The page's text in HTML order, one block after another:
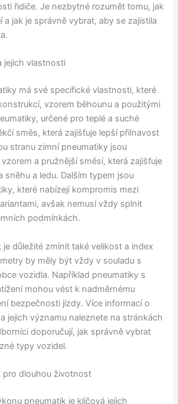
řidiče. Je nezbytné rozumět tomu, jak
a jak je správně vybrat, aby se zajistila
jejich vlastnosti
má své specifické vlastnosti, které
vzorem běhounu a použitými
určené pro teplé a suché
směs, která zajišťuje lepší přilnavost
stranu zimní pneumatiky jsou
a pružnější směsí, která zajišťuje
sněhu a ledu. Dalším typem jsou
které nabízejí kompromis mezi
avšak nemusí vždy splnit
podmínkách.
je důležité zmínit také velikost a index
by měly být vždy v souladu s
vozidla. Například pneumatiky s
mohou vést k nadměrnému
bezpečnosti jízdy. Více informací o
jejich významu naleznete na stránkách
doporučují, jak správně vybrat
typy vozidel.
pro dlouhou životnost
pneumatik je klíčová jejich